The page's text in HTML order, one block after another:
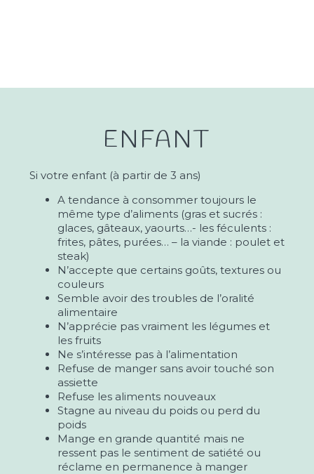
ENFANT
Si votre enfant (à partir de 3 ans)
A tendance à consommer toujours le
même type d’aliments (gras et sucrés :
glaces, gâteaux, yaourts…- les féculents :
frites, pâtes, purées… – la viande : poulet et
steak)
N’accepte que certains goûts, textures ou
couleurs
Semble avoir des troubles de l’oralité
alimentaire
N’apprécie pas vraiment les légumes et
les fruits
Ne s’intéresse pas à l’alimentation
Refuse de manger sans avoir touché son
assiette
Refuse les aliments nouveaux
Stagne au niveau du poids ou perd du
poids
Mange en grande quantité mais ne
ressent pas le sentiment de satiété ou
réclame en permanence à manger